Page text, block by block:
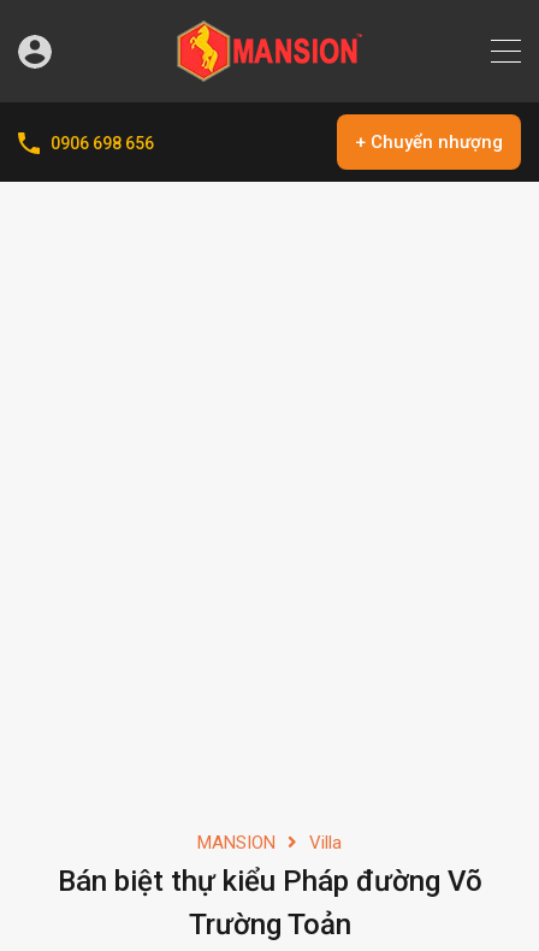
0906 698 656 + Chuyển nhượng
MANSION Villa
Bán biệt thự kiểu Pháp đường Võ
Trường Toản